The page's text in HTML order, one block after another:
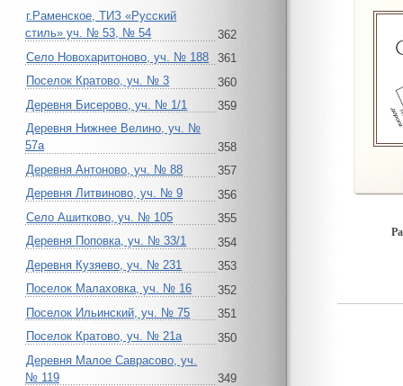
г.Раменское, ТИЗ «Русский
стиль» уч. № 53, № 54
362
Село Новохаритоново, уч. № 188
361
Поселок Кратово, уч. № 3
360
Деревня Бисерово, уч. № 1/1
359
Деревня Нижнее Велино, уч. №
57а
358
Деревня Антоново, уч. № 88
357
Деревня Литвиново, уч. № 9
356
Село Ашитково, уч. № 105
355
Деревня Поповка, уч. № 33/1
354
Деревня Кузяево, уч. № 231
353
Поселок Малаховка, уч. № 16
352
Поселок Ильинский, уч. № 75
351
Поселок Кратово, уч. № 21а
350
Деревня Малое Саврасово, уч.
№ 119
349